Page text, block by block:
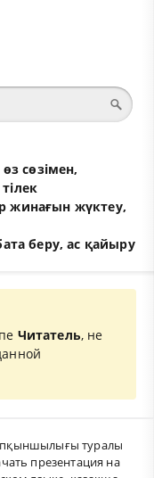
сөзімен,
жинағын жүктеу,
беру, ас қайыру
Читатель, не
туралы
презентация на